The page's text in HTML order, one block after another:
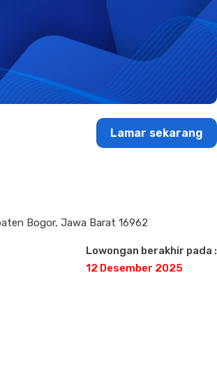
Bogor, Jawa Barat 16962
Lowongan berakhir pada :
12 Desember 2025
Lamar sekarang